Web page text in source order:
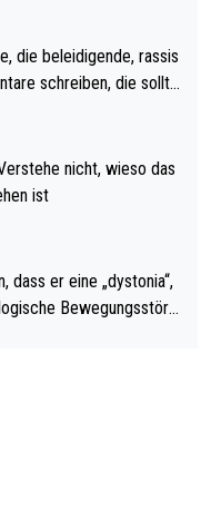
bei Archie Self letzt
Weltmeister durch
Mitchel sich das (in Ve
die beleidigende, rassis
schreiben, die sollte
mich: Luke Little
Social Media GvV p
öfters mal gegen Ric
nicht, wieso das
ist
dass er eine „dystonia“,
Bewegungsstöru